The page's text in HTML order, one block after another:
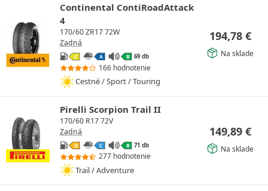
Continental ContiRoadAttack
4
170/60 ZR17 72W
Zadná
C A B 69 db
166 hodnotenie
Cestné / Sport / Touring
194,78 €
Na sklade
Pirelli Scorpion Trail II
170/60 R17 72V
Zadná
D C B 71 db
277 hodnotenie
Trail / Adventure
149,89 €
Na sklade